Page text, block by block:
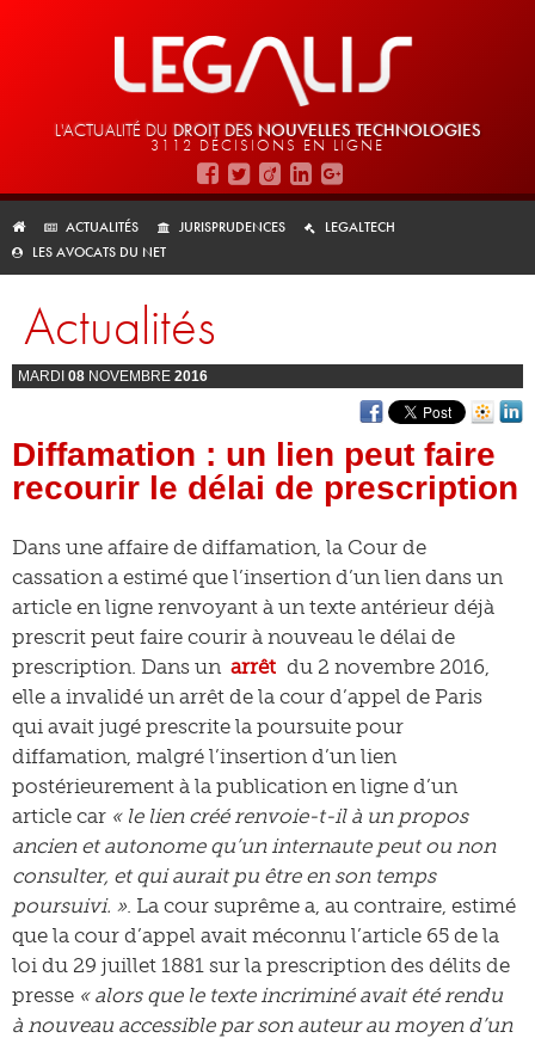
L'ACTUALITÉ DU DROIT DES NOUVELLES TECHNOLOGIES
3112 DÉCISIONS EN LIGNE
ACTUALITÉS JURISPRUDENCES
LEGALTECH
LES AVOCATS DU NET
Actualités
MARDI 08 NOVEMBRE 2016
Diffamation : un lien peut faire
recourir le délai de prescription
Dans une affaire de diffamation, la Cour de
cassation a estimé que l’insertion d’un lien dans un
article en ligne renvoyant à un texte antérieur déjà
prescrit peut faire courir à nouveau le délai de
prescription. Dans un arrêt du 2 novembre 2016,
elle a invalidé un arrêt de la cour d’appel de Paris
qui avait jugé prescrite la poursuite pour
diffamation, malgré l’insertion d’un lien
postérieurement à la publication en ligne d’un
article car « le lien créé renvoie-t-il à un propos
ancien et autonome qu’un internaute peut ou non
consulter, et qui aurait pu être en son temps
poursuivi. ». La cour suprême a, au contraire, estimé
que la cour d’appel avait méconnu l’article 65 de la
loi du 29 juillet 1881 sur la prescription des délits de
presse « alors que le texte incriminé avait été rendu
à nouveau accessible par son auteur au moyen d’un